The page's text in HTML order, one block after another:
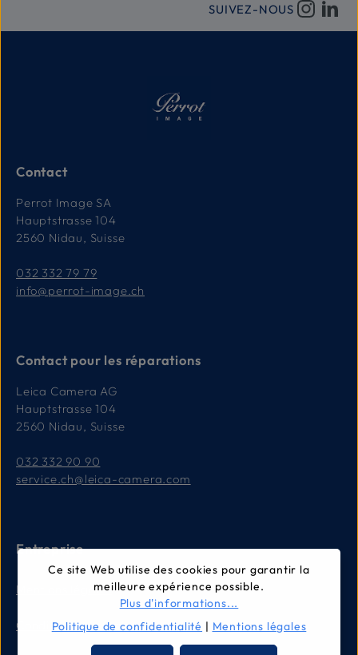
SUIVEZ-NOUS
Contact
Perrot Image SA
Hauptstrasse 104
2560 Nidau, Suisse
032 332 79 79
info@perrot-image.ch
Contact pour les réparations
Leica Camera AG
Hauptstrasse 104
2560 Nidau, Suisse
032 332 90 90
service.ch@leica-camera.com
Entreprise
Mentions légales
Conditions générales
Ce site Web utilise des cookies pour garantir la
meilleure expérience possible.
Plus d'informations...
Politique de confidentialité | Mentions légales